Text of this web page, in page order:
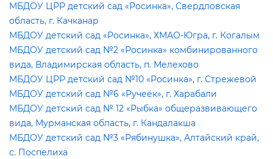
МБДОУ ЦРР детский сад «Росинка», Свердловская
область, г. Качканар
МБДОУ детский сад «Росинка», ХМАО-Югра, г. Когалым
МБДОУ детский сад №2 «Росинка» комбинированного
ида, Владимирская область, п. Мелехово
МБДОУ ЦРР детский сад №10 «Росинка», г. Стрежевой
МБДОУ детский сад №6 «Ручеёк», г. Харабали
МБДОУ детский сад № 12 «Рыбка» общеразвивающего
ида, Мурманская область, г. Кандалакша
МБДОУ детский сад №3 «Рябинушка», Алтайский край,
с. Поспелиха